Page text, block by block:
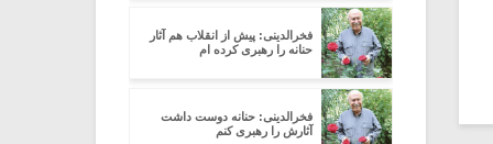
فخرالدینی: پیش از انقلاب هم آثار
حنانه را رهبری کرده ام
فخرالدینی: حنانه دوست داشت
آثارش را رهبری کنم